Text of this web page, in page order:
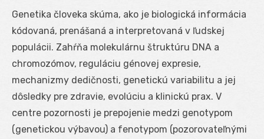
Genetika človeka skúma, ako je biologická informácia
kódovaná, prenášaná a interpretovaná v ľudskej
populácii. Zahŕňa molekulárnu štruktúru DNA a
chromozómov, reguláciu génovej expresie,
mechanizmy dedičnosti, genetickú variabilitu a jej
dôsledky pre zdravie, evolúciu a klinickú prax. V
centre pozornosti je prepojenie medzi genotypom
(genetickou výbavou) a fenotypom (pozorovateľnými